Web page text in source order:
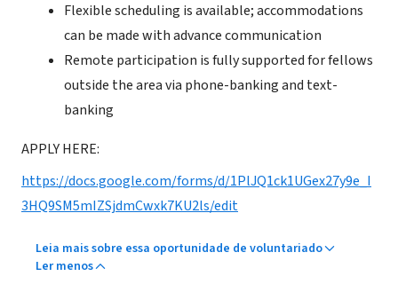
Flexible scheduling is available; accommodations
can be made with advance communication
Remote participation is fully supported for fellows
outside the area via phone-banking and text-
banking
APPLY HERE:
https://docs.google.com/forms/d/1PlJQ1ck1UGex27y9e_I
3HQ9SM5mIZSjdmCwxk7KU2ls/edit
Leia mais sobre essa oportunidade de voluntariado
Ler menos